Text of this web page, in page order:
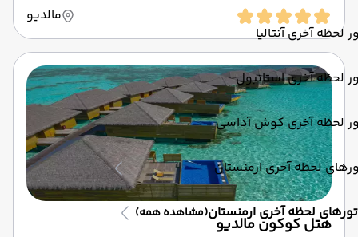
لحظه آخری آنتالیا
لحظه آخری استانبول
لحظه آخری کوش آداسی
لحظه آخری ارمنستان
تورهای لحظه آخری ارمنستان(مشاهده همه)
مالدیو
هتل کوکون مالدیو